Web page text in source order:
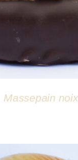
DÉTAILS
Massepain noix